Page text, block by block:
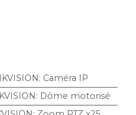
: Caméra IP
: Dôme motorisé